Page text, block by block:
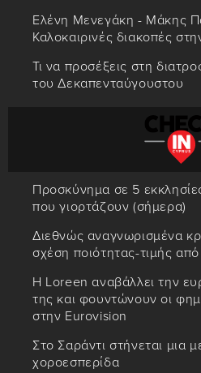
Ελένη Μενεγάκη - Μάκης
Καλοκαιρινές διακοπές
Τι να προσέξεις στη
του Δεκαπενταύγουστου
Προσκύνημα σε 5
που γιορτάζουν (σήμερα)
Διεθνώς αναγνωρισμένα
σχέση ποιότητας-τιμής
Η Loreen αναβάλλει την
της και φουντώνουν οι
στην Eurovision
Στο Σαράντι στήνεται μια
χοροεσπερίδα